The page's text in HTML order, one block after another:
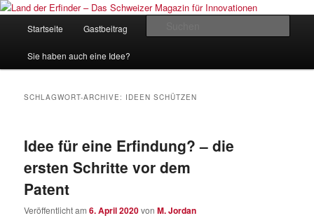
Zum
wechseln
Zum
wechselnLand der Erfinder – Das Schweizer
Startseite Gastbeitrag
Sie haben auch eine Idee?
SCHLAGWORT-ARCHIVE: IDEEN SCHÜTZEN
Idee für eine Erfindung? – die
ersten Schritte vor dem
Patent
Veröffentlicht am6. April 2020vonM. Jordan